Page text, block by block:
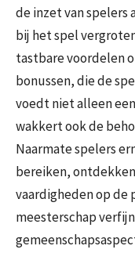
de inzet van spelers
bij het spel
tastbare voordelen
bonussen, die de
voedt niet alleen
wakkert ook de
Naarmate spelers
bereiken,
vaardigheden op
meesterschap